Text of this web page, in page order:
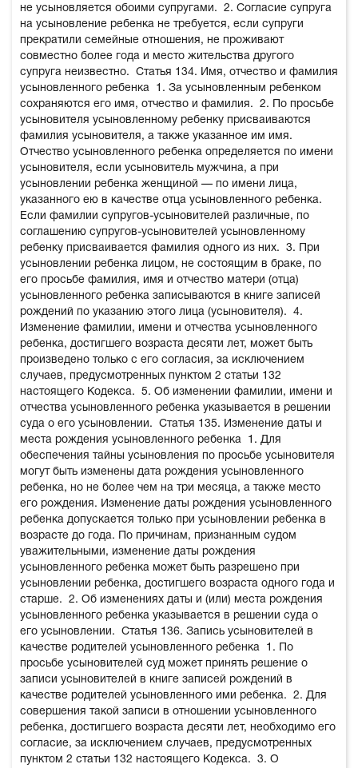
не усыновляется обоими супругами.
2. Согласие супруга
на усыновление ребенка не требуется, если супруги
прекратили семейные отношения, не проживают
совместно более года и место жительства другого
супруга неизвестно.
Статья 134. Имя, отчество и фамилия
усыновленного ребенка
1. За усыновленным ребенком
сохраняются его имя, отчество и фамилия.
2. По просьбе
усыновителя усыновленному ребенку присваиваются
фамилия усыновителя, а также указанное им имя.
Отчество усыновленного ребенка определяется по имени
усыновителя, если усыновитель мужчина, а при
усыновлении ребенка женщиной — по имени лица,
указанного ею в качестве отца усыновленного ребенка.
Если фамилии супругов-усыновителей различные, по
соглашению супругов-усыновителей усыновленному
ребенку присваивается фамилия одного из них.
3. При
усыновлении ребенка лицом, не состоящим в браке, по
его просьбе фамилия, имя и отчество матери (отца)
усыновленного ребенка записываются в книге записей
рождений по указанию этого лица (усыновителя).
4.
Изменение фамилии, имени и отчества усыновленного
ребенка, достигшего возраста десяти лет, может быть
произведено только с его согласия, за исключением
случаев, предусмотренных пунктом 2 статьи 132
настоящего Кодекса.
5. Об изменении фамилии, имени и
отчества усыновленного ребенка указывается в решении
суда о его усыновлении.
Статья 135. Изменение даты и
места рождения усыновленного ребенка
1. Для
обеспечения тайны усыновления по просьбе усыновителя
могут быть изменены дата рождения усыновленного
ребенка, но не более чем на три месяца, а также место
его рождения. Изменение даты рождения усыновленного
ребенка допускается только при усыновлении ребенка в
возрасте до года. По причинам, признанным судом
уважительными, изменение даты рождения
усыновленного ребенка может быть разрешено при
усыновлении ребенка, достигшего возраста одного года и
старше.
2. Об изменениях даты и (или) места рождения
усыновленного ребенка указывается в решении суда о
его усыновлении.
Статья 136. Запись усыновителей в
качестве родителей усыновленного ребенка
1. По
просьбе усыновителей суд может принять решение о
записи усыновителей в книге записей рождений в
качестве родителей усыновленного ими ребенка.
2. Для
совершения такой записи в отношении усыновленного
ребенка, достигшего возраста десяти лет, необходимо его
согласие, за исключением случаев, предусмотренных
пунктом 2 статьи 132 настоящего Кодекса.
3. О